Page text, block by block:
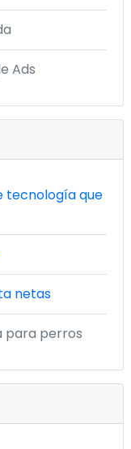
Ads
tecnología que
netas
para perros